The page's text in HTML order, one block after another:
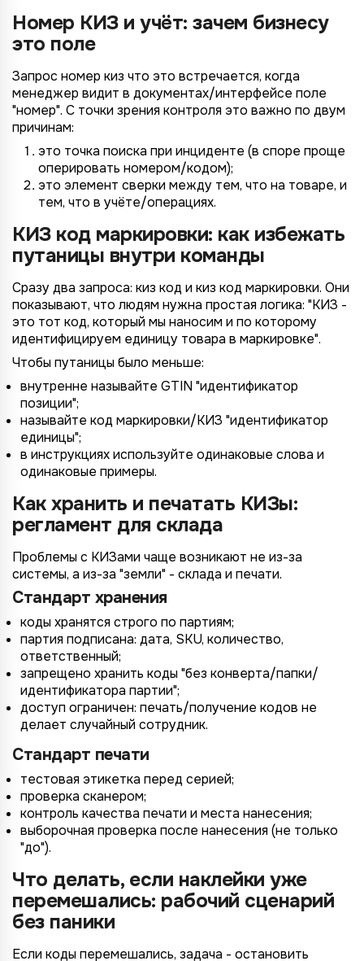
Номер КИЗ и учёт: зачем бизнесу
это поле
Запрос номер киз что это встречается, когда
менеджер видит в документах/интерфейсе поле
"номер". С точки зрения контроля это важно по двум
причинам:
это точка поиска при инциденте (в споре проще
оперировать номером/кодом);
это элемент сверки между тем, что на товаре, и
тем, что в учёте/операциях.
КИЗ код маркировки: как избежать
путаницы внутри команды
Сразу два запроса: киз код и киз код маркировки. Они
показывают, что людям нужна простая логика: "КИЗ -
это тот код, который мы наносим и по которому
идентифицируем единицу товара в маркировке".
Чтобы путаницы было меньше:
внутренне называйте GTIN "идентификатор
позиции";
называйте код маркировки/КИЗ "идентификатор
единицы";
в инструкциях используйте одинаковые слова и
одинаковые примеры.
Как хранить и печатать КИЗы:
регламент для склада
Проблемы с КИЗами чаще возникают не из-за
системы, а из-за "земли" - склада и печати.
Стандарт хранения
коды хранятся строго по партиям;
партия подписана: дата, SKU, количество,
ответственный;
запрещено хранить коды "без конверта/папки/
идентификатора партии";
доступ ограничен: печать/получение кодов не
делает случайный сотрудник.
Стандарт печати
тестовая этикетка перед серией;
проверка сканером;
контроль качества печати и места нанесения;
выборочная проверка после нанесения (не только
"до").
Что делать, если наклейки уже
перемешались: рабочий сценарий
без паники
Если коды перемешались, задача - остановить
*
Согласие на обработку ПД
https://your-company .totalcrm.ru
Ozon
YandexMarket
Другие
Не указывать
1 организация
до 5 организаций
более 5 организаций
Не указывать
до 1 млн.
от 5 до 10 млн.
от 10 млн.